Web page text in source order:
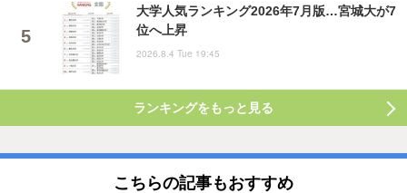
大学人気ランキング2026年7月版…宮城大が7
位へ上昇
2026.8.4 Tue 19:45
ランキングをもっと見る
こちらの記事もおすすめ